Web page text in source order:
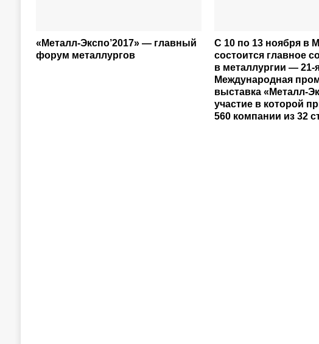
«Металл-Экспо’2017» — главный
форум металлургов
С 10 по 13 ноября в
состоится главное
в металлургии — 21-
Международная
выставка «Металл-
участие в которой
560 компании из 32